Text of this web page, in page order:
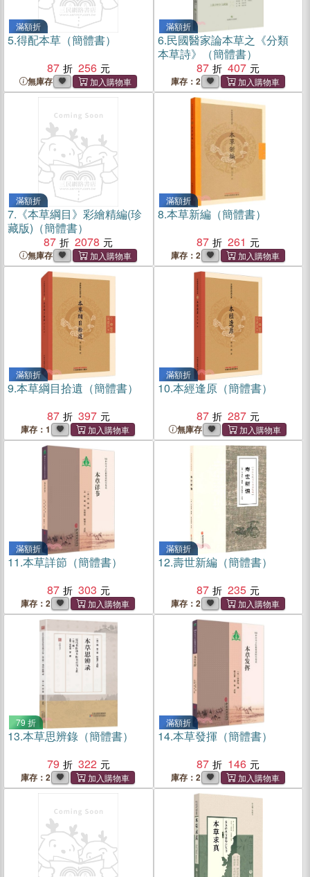
滿額折
5.得配本草（簡體書）
87
256
無庫存
滿額折
6.民國醫家論本草之《分類
本草詩》（簡體書）
87
407
庫存：2
滿額折
7. 《本草綱目》彩繪精編(珍
藏版)（簡體書）
87
2078
無庫存
滿額折
8.本草新編（簡體書）
87
261
庫存：2
滿額折
9.本草綱目拾遺（簡體書）
87
397
庫存：1
滿額折
10.本經逢原（簡體書）
87
287
無庫存
滿額折
11.本草詳節（簡體書）
87
303
庫存：2
滿額折
12.壽世新編（簡體書）
87
235
庫存：2
79 折
13.本草思辨錄（簡體書）
79
322
庫存：2
滿額折
14.本草發揮（簡體書）
87
146
庫存：2